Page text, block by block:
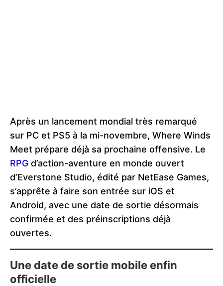
Après un lancement mondial très remarqué
sur PC et PS5 à la mi-novembre, Where Winds
Meet prépare déjà sa prochaine offensive. Le
RPG d’action-aventure en monde ouvert
d’Everstone Studio, édité par NetEase Games,
s’apprête à faire son entrée sur iOS et
Android, avec une date de sortie désormais
confirmée et des préinscriptions déjà
ouvertes.
Une date de sortie mobile enfin
officielle